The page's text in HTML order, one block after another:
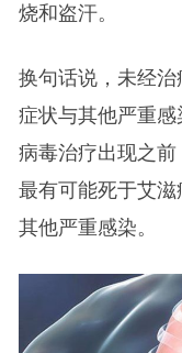
烧和盗汗。
换句话说，未经
症状与其他严重
病毒治疗出现之
最有可能死于艾
其他严重感染。